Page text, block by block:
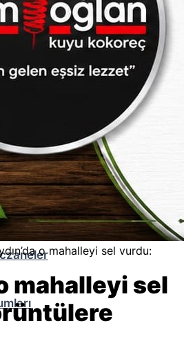
o mahalleyi sel vurdu:
mahalleyi sel